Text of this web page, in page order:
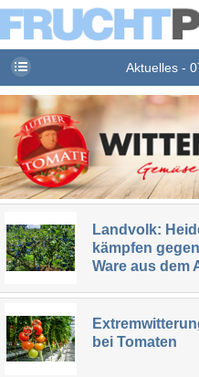
Aktuelles -
Landvolk:
kämpfen
Ware aus dem
bei Tomaten